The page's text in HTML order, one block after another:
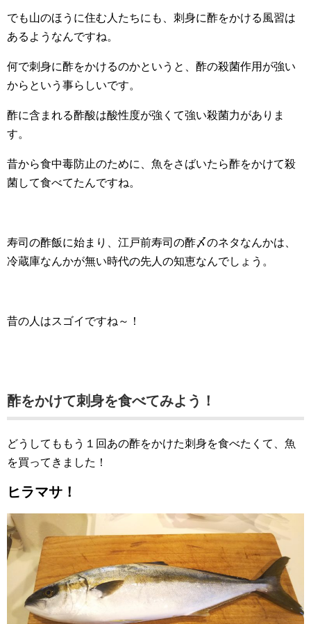
でも山のほうに住む人たちにも、刺身に酢をかける風習は
あるようなんですね。
何で刺身に酢をかけるのかというと、酢の殺菌作用が強い
からという事らしいです。
酢に含まれる酢酸は酸性度が強くて強い殺菌力がありま
す。
昔から食中毒防止のために、魚をさばいたら酢をかけて殺
菌して食べてたんですね。
寿司の酢飯に始まり、江戸前寿司の酢〆のネタなんかは、
冷蔵庫なんかが無い時代の先人の知恵なんでしょう。
昔の人はスゴイですね～！
酢をかけて刺身を食べてみよう！
どうしてももう１回あの酢をかけた刺身を食べたくて、魚
を買ってきました！
ヒラマサ！